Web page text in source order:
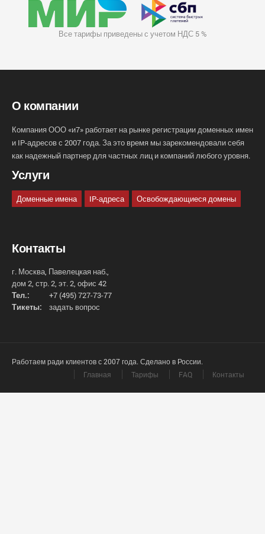
Все тарифы приведены с учетом НДС 5 %
О компании
Компания ООО «и7» работает на рынке регистрации доменных имен
и IP-адресов с 2007 года. За это время мы зарекомендовали себя
как надежный партнер для частных лиц и компаний любого уровня.
Услуги
Доменные имена IP-адреса Освобождающиеся домены
Контакты
г. Москва, Павелецкая наб.,
дом 2, стр. 2, эт. 2, офис 42
Тел.:
+7 (495) 727-73-77
Тикеты:
задать вопрос
Работаем ради клиентов с 2007 года. Сделано в России.
Главная
Тарифы FAQ Контакты